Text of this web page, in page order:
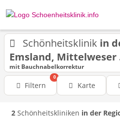
Schönheitsklinik in
Emsland, Mittelweser
mit Bauchnabelkorrektur
Filtern
0
Karte
2 Schönheitskliniken in der